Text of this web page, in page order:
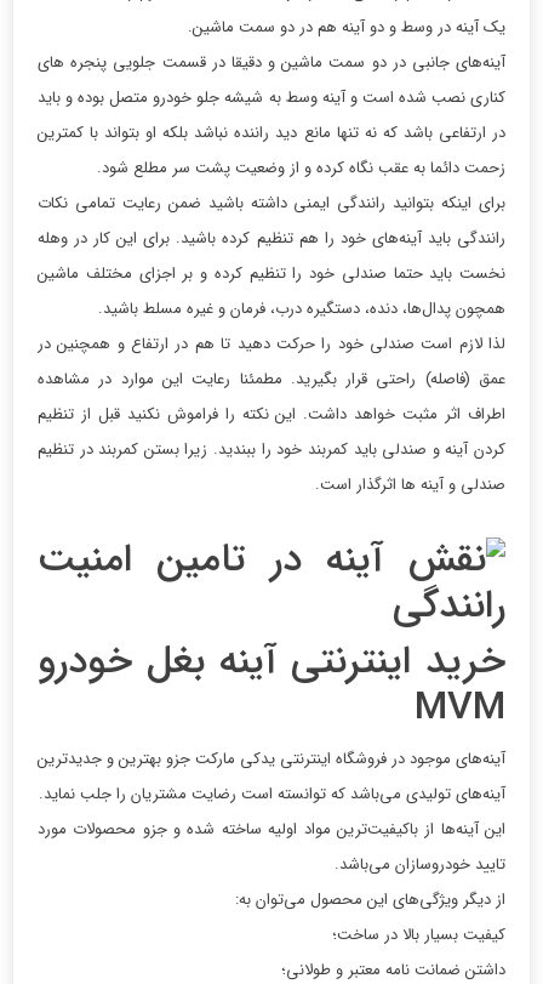
یک آینه در وسط و دو آینه هم در دو سمت ماشین.
آینه‌های جانبی در دو سمت ماشین و دقیقا در قسمت جلویی پنجره های
کناری نصب شده است و آینه وسط به شیشه جلو خودرو متصل بوده و باید
در ارتفاعی باشد که نه تنها مانع دید راننده نباشد بلکه او بتواند با کمترین
زحمت دائما به عقب نگاه کرده و از وضعیت پشت سر مطلع شود.
برای اینکه بتوانید رانندگی ایمنی داشته باشید ضمن رعایت تمامی نکات
رانندگی باید آینه‌های خود را هم تنظیم کرده باشید. برای این کار در وهله
نخست باید حتما صندلی خود را تنظیم کرده و بر اجزای مختلف ماشین
همچون پدال‌ها، دنده، دستگیره درب، فرمان و غیره مسلط باشید.
لذا لازم است صندلی خود را حرکت دهید تا هم در ارتفاع و همچنین در
عمق (فاصله) راحتی قرار بگیرید. مطمئنا رعایت این موارد در مشاهده
اطراف اثر مثبت خواهد داشت. این نکته را فراموش نکنید قبل از تنظیم
کردن آینه و صندلی باید کمربند خود را ببندید. زیرا بستن کمربند در تنظیم
صندلی و آینه ها اثرگذار است.
خرید اینترنتی آینه بغل خودرو
MVM
آینه‌های موجود در فروشگاه اینترنتی یدکی مارکت جزو بهترین و جدیدترین
آینه‌های تولیدی می‌باشد که توانسته است رضایت مشتریان را جلب نماید.
این آینه‌ها از باکیفیت‌ترین مواد اولیه ساخته شده و جزو محصولات مورد
تایید خودروسازان می‌باشد.
از دیگر ویژگی‌های این محصول می‌توان به:
کیفیت بسیار بالا در ساخت؛
داشتن ضمانت نامه معتبر و طولانی؛